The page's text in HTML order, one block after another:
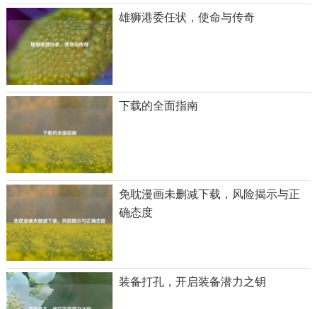
雄狮港委任状，使命与传奇
下载的全面指南
免耽漫画未删减下载，风险揭示与正
确态度
装备打孔，开启装备潜力之钥